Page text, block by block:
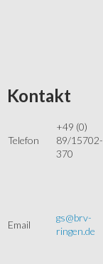
Kontakt
Telefon
+49 (0)
89/15702-
370
Email
gs@brv-
ringen.de